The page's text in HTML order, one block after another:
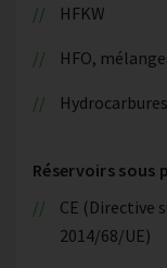
HFKW
HFO,
Réservoirs sous
CE (Directive
2014/68/UE)